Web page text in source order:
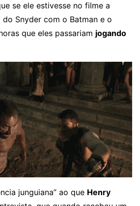
se ele estivesse no filme a
Snyder com o Batman e o
que eles passariam jogando
junguiana” ao que Henry